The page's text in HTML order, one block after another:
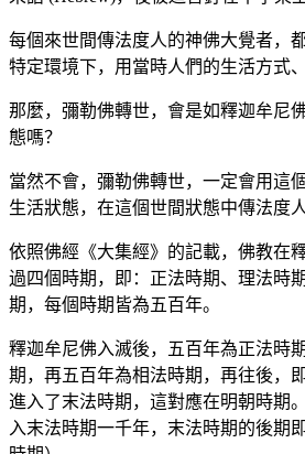
每個來世間傳法度人的神佛大覺者，
特定環境下，用當時人們的生活方式
那麼，彌勒佛轉世，會是如釋迦牟尼
態嗎？
當然不會，彌勒佛轉世，一定會用這
生活狀態，在這個世間狀態中傳法度人
依照佛經《大集經》的記載，佛教在
過四個時期，即：正法時期、理法時
期，每個時期皆為五百年。
釋迦牟尼佛入滅後，五百年為正法時
期，再五百年為相法時期，再往後，
進入了末法時期，這對應在明朝時期
入末法時期一千年，末法時期的後期